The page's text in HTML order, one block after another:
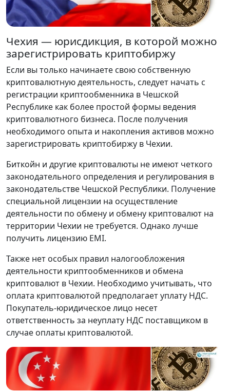
Чехия — юрисдикция, в которой можно
зарегистрировать криптобиржу
Если вы только начинаете свою собственную
криптовалютную деятельность, следует начать с
регистрации криптообменника в Чешской
Республике как более простой формы ведения
криптовалютного бизнеса. После получения
необходимого опыта и накопления активов можно
зарегистрировать криптобиржу в Чехии.
Биткойн и другие криптовалюты не имеют четкого
законодательного определения и регулирования в
законодательстве Чешской Республики. Получение
специальной лицензии на осуществление
деятельности по обмену и обмену криптовалют на
территории Чехии не требуется. Однако лучше
получить лицензию EMI.
Также нет особых правил налогообложения
деятельности криптообменников и обмена
криптовалют в Чехии. Необходимо учитывать, что
оплата криптовалютой предполагает уплату НДС.
Покупатель-юридическое лицо несет
ответственность за неуплату НДС поставщиком в
случае оплаты криптовалютой.